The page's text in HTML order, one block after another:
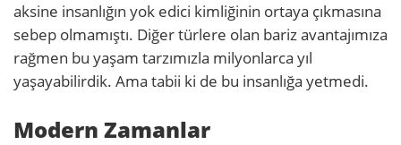
aksine insanlığın yok edici kimliğinin ortaya çıkmasına
sebep olmamıştı. Diğer türlere olan bariz avantajımıza
rağmen bu yaşam tarzımızla milyonlarca yıl
yaşayabilirdik. Ama tabii ki de bu insanlığa yetmedi.
Modern Zamanlar